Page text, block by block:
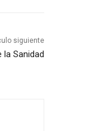
siguiente
la Sanidad